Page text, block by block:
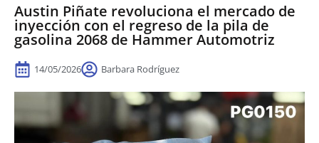
Austin Piñate revoluciona el mercado de
inyección con el regreso de la pila de
gasolina 2068 de Hammer Automotriz
14/05/2026 Barbara Rodríguez